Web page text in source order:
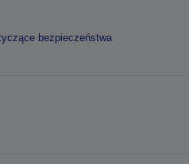
bezpieczeństwa